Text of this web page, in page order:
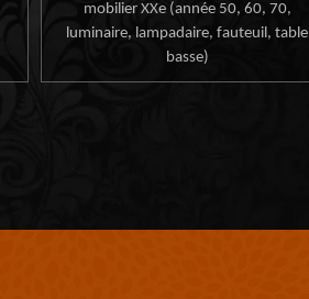
mobilier XXe (année 50, 60, 70,
luminaire, lampadaire, fauteuil, table
basse)